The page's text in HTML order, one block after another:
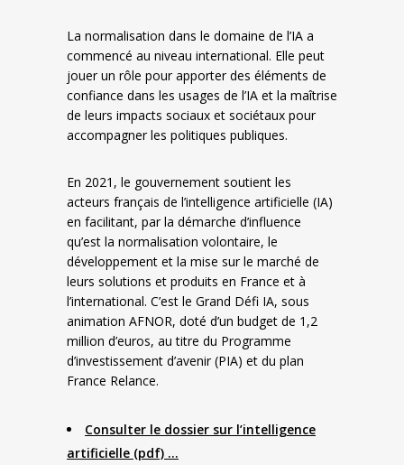
La normalisation dans le domaine de l’IA a
commencé au niveau international. Elle peut
jouer un rôle pour apporter des éléments de
confiance dans les usages de l’IA et la maîtrise
de leurs impacts sociaux et sociétaux pour
accompagner les politiques publiques.
En 2021, le gouvernement soutient les
acteurs français de l’intelligence artificielle (IA)
en facilitant, par la démarche d’influence
qu’est la normalisation volontaire, le
développement et la mise sur le marché de
leurs solutions et produits en France et à
l’international. C’est le Grand Défi IA, sous
animation AFNOR, doté d’un budget de 1,2
million d’euros, au titre du Programme
d’investissement d’avenir (PIA) et du plan
France Relance.
Consulter le dossier sur l’intelligence
artificielle (pdf) …